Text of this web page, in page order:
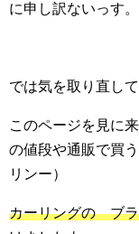
に申し訳ないっす。
では気を取り直し
このページを見に
の値段や通販で買
リンー）
カーリングの ブ